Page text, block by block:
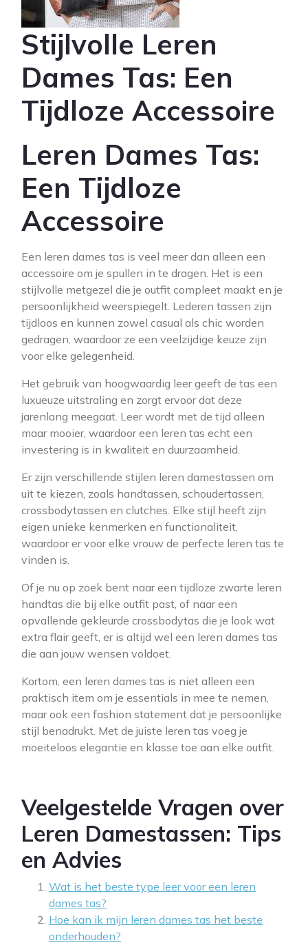
Stijlvolle Leren
Dames Tas: Een
Tijdloze Accessoire
Leren Dames Tas:
Een Tijdloze
Accessoire
Een leren dames tas is veel meer dan alleen een
accessoire om je spullen in te dragen. Het is een
stijlvolle metgezel die je outfit compleet maakt en je
persoonlijkheid weerspiegelt. Lederen tassen zijn
tijdloos en kunnen zowel casual als chic worden
gedragen, waardoor ze een veelzijdige keuze zijn
voor elke gelegenheid.
Het gebruik van hoogwaardig leer geeft de tas een
luxueuze uitstraling en zorgt ervoor dat deze
jarenlang meegaat. Leer wordt met de tijd alleen
maar mooier, waardoor een leren tas echt een
investering is in kwaliteit en duurzaamheid.
Er zijn verschillende stijlen leren damestassen om
uit te kiezen, zoals handtassen, schoudertassen,
crossbodytassen en clutches. Elke stijl heeft zijn
eigen unieke kenmerken en functionaliteit,
waardoor er voor elke vrouw de perfecte leren tas te
vinden is.
Of je nu op zoek bent naar een tijdloze zwarte leren
handtas die bij elke outfit past, of naar een
opvallende gekleurde crossbodytas die je look wat
extra flair geeft, er is altijd wel een leren dames tas
die aan jouw wensen voldoet.
Kortom, een leren dames tas is niet alleen een
praktisch item om je essentials in mee te nemen,
maar ook een fashion statement dat je persoonlijke
stijl benadrukt. Met de juiste leren tas voeg je
moeiteloos elegantie en klasse toe aan elke outfit.
Veelgestelde Vragen over
Leren Damestassen: Tips
en Advies
Wat is het beste type leer voor een leren
dames tas?
Hoe kan ik mijn leren dames tas het beste
onderhouden?